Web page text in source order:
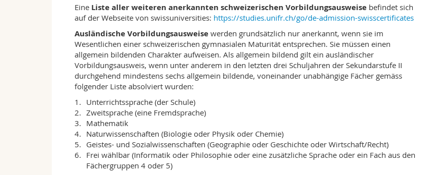
Zweites Studienjahr(Mi/Do): Strafrecht (I/II), Rechtsgeschichte, Rechtsphilosophie
Drittes Studienjahr(Mo/Di): Römisches Recht, Personen-, Sachen-, Familien- und Erbrecht,
Obligationenrecht (AT, BT und Haftpflichtrecht)
Viertes Studienjahr(Fr/Mo): Handels- und Wirtschaftsrecht, Steuerrecht und Sozialrecht
Unsere Lehrveranstaltungen sind darauf angelegt, Ihnen jene Fähigkeiten zu vermitteln, die es
braucht, um sich sicher und gewandt im Rechtssystem zu bewegen. Konsequent werden Sie
dazu angehalten, rechtlich relevante Texte (vorab Gesetze und Gerichtsurteile) in ihren
systematischen Bezügen kritisch zu analysieren, Rechtsfragen zu erkennen und tragfähige
Lösungen zu erarbeiten. Beteiligung im Unterricht ist erwünscht, wobei auch der schriftliche
Ausdruck gefördert und geübt wird. Am Schluss Ihres Studiums verfügen Sie über Kenntnisse
und Methoden, die es Ihnen erlauben, auch neue und neuartige Rechtsprobleme anzugehen.
Vertiefen von Fachbereichen mit Zusätzen und Spezialkrediten
Bereits auf Bachelor-Stufe können Sie bestimmte Bereiche vertiefen, indem Sie Zusätze und
Spezialkredite erwerben.
Eine Liste aller weiteren anerkannten schweizerischen Vorbildungsausweise befindet sich
auf der Webseite von swissuniversities: https://studies.unifr.ch/go/de-admission-swisscertificates
Ausländische Vorbildungsausweise werden grundsätzlich nur anerkannt, wenn sie im
Wesentlichen einer schweizerischen gymnasialen Maturität entsprechen. Sie müssen einen
allgemein bildenden Charakter aufweisen. Als allgemein bildend gilt ein ausländischer
Vorbildungsausweis, wenn unter anderem in den letzten drei Schuljahren der Sekundarstufe II
durchgehend mindestens sechs allgemein bildende, voneinander unabhängige Fächer gemäss
folgender Liste absolviert wurden:
Unterrichtssprache (der Schule)
Zweitsprache (eine Fremdsprache)
Mathematik
Naturwissenschaften (Biologie oder Physik oder Chemie)
Geistes- und Sozialwissenschaften (Geographie oder Geschichte oder Wirtschaft/Recht)
Frei wählbar (Informatik oder Philosophie oder eine zusätzliche Sprache oder ein Fach aus den
Fächergruppen 4 oder 5)